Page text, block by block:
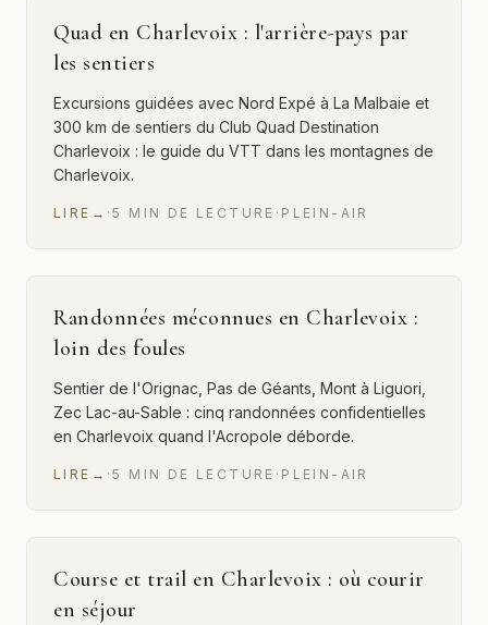
Quad en Charlevoix : l'arrière-pays par
les sentiers
Excursions guidées avec Nord Expé à La Malbaie et
300 km de sentiers du Club Quad Destination
Charlevoix : le guide du VTT dans les montagnes de
Charlevoix.
LIRE → ·5 MIN DE LECTURE · PLEIN-AIR
Randonnées méconnues en Charlevoix :
loin des foules
Sentier de l'Orignac, Pas de Géants, Mont à Liguori,
Zec Lac-au-Sable : cinq randonnées confidentielles
en Charlevoix quand l'Acropole déborde.
LIRE → ·5 MIN DE LECTURE · PLEIN-AIR
Course et trail en Charlevoix : où courir
en séjour